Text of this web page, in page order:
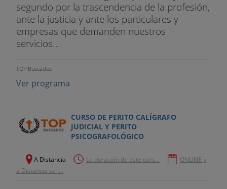
segundo por la trascendencia de la profesión,
ante la justicia y ante los particulares y
empresas que demanden nuestros
servicios...
TOP Buscados
Ver programa
CURSO DE PERITO CALÍGRAFO
JUDICIAL Y PERITO
PSICOGRAFOLÓGICO
A Distancia La duración de este curs...
ONLINE y
a Distancia se i...